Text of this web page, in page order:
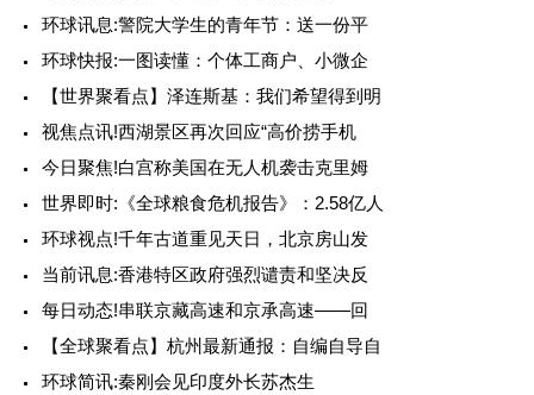
环球讯息:警院大学生的青年节：送一份平
环球快报:一图读懂：个体工商户、小微企
【世界聚看点】泽连斯基：我们希望得到明
视焦点讯!西湖景区再次回应“高价捞手机
今日聚焦!白宫称美国在无人机袭击克里姆
世界即时:《全球粮食危机报告》：2.58亿人
环球视点!千年古道重见天日，北京房山发
当前讯息:香港特区政府强烈谴责和坚决反
每日动态!串联京藏高速和京承高速——回
【全球聚看点】杭州最新通报：自编自导自
环球简讯:秦刚会见印度外长苏杰生